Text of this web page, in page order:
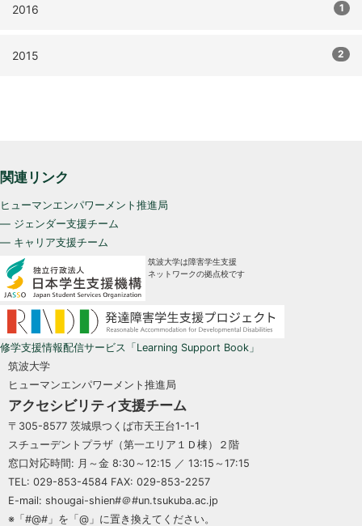
2016 1
2015 2
関連リンク
ヒューマンエンパワーメント推進局
— ジェンダー支援チーム
— キャリア支援チーム
筑波大学は障害学生支援
ネットワークの拠点校です
修学支援情報配信サービス「Learning Support Book」
筑波大学
ヒューマンエンパワーメント推進局
アクセシビリティ支援チーム
〒305-8577 茨城県つくば市天王台1-1-1
スチューデントプラザ（第一エリア１Ｄ棟）２階
窓口対応時間: 月～金 8:30～12:15 ／ 13:15～17:15
TEL: 029-853-4584 FAX: 029-853-2257
E-mail: shougai-shien#＠#un.tsukuba.ac.jp
※「#@#」を「@」に置き換えてください。